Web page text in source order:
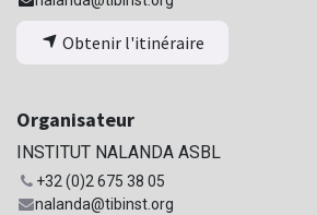
Obtenir l'itinéraire
Organisateur
INSTITUT NALANDA ASBL
+32 (0)2 675 38 05
nalanda@tibinst.org